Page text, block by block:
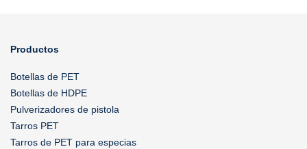
Productos
Botellas de PET
Botellas de HDPE
Pulverizadores de pistola
Tarros PET
Tarros de PET para especias